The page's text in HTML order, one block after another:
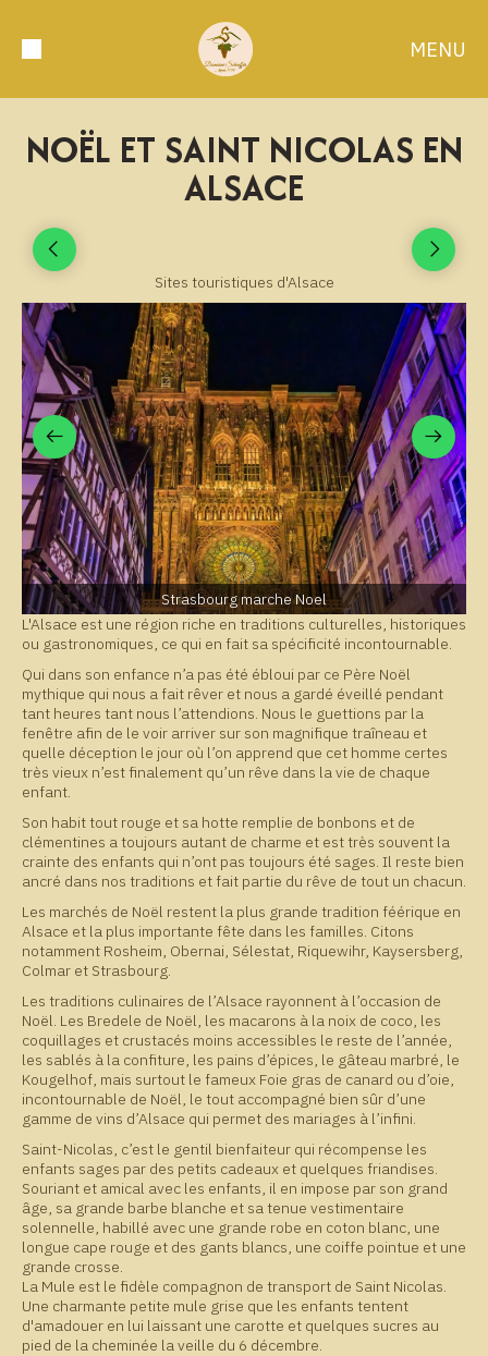
MENU
NOËL ET SAINT NICOLAS EN
ALSACE
Sites touristiques d'Alsace
Strasbourg marche Noel
L'Alsace est une région riche en traditions culturelles, historiques
ou gastronomiques, ce qui en fait sa spécificité incontournable.
Qui dans son enfance n’a pas été ébloui par ce Père Noël
mythique qui nous a fait rêver et nous a gardé éveillé pendant
tant heures tant nous l’attendions. Nous le guettions par la
fenêtre afin de le voir arriver sur son magnifique traîneau et
quelle déception le jour où l’on apprend que cet homme certes
très vieux n’est finalement qu’un rêve dans la vie de chaque
enfant.
Son habit tout rouge et sa hotte remplie de bonbons et de
clémentines a toujours autant de charme et est très souvent la
crainte des enfants qui n’ont pas toujours été sages. Il reste bien
ancré dans nos traditions et fait partie du rêve de tout un chacun.
Les marchés de Noël restent la plus grande tradition féérique en
Alsace et la plus importante fête dans les familles. Citons
notamment Rosheim, Obernai, Sélestat, Riquewihr, Kaysersberg,
Colmar et Strasbourg.
Les traditions culinaires de l’Alsace rayonnent à l’occasion de
Noël. Les Bredele de Noël, les macarons à la noix de coco, les
coquillages et crustacés moins accessibles le reste de l’année,
les sablés à la confiture, les pains d’épices, le gâteau marbré, le
Kougelhof, mais surtout le fameux Foie gras de canard ou d’oie,
incontournable de Noël, le tout accompagné bien sûr d’une
gamme de vins d’Alsace qui permet des mariages à l’infini.
Saint-Nicolas, c’est le gentil bienfaiteur qui récompense les
enfants sages par des petits cadeaux et quelques friandises.
Souriant et amical avec les enfants, il en impose par son grand
âge, sa grande barbe blanche et sa tenue vestimentaire
solennelle, habillé avec une grande robe en coton blanc, une
longue cape rouge et des gants blancs, une coiffe pointue et une
grande crosse.
La Mule est le fidèle compagnon de transport de Saint Nicolas.
Une charmante petite mule grise que les enfants tentent
d'amadouer en lui laissant une carotte et quelques sucres au
pied de la cheminée la veille du 6 décembre.